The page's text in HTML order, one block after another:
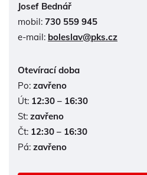
Josef Bednář
mobil: 730 559 945
e-mail: boleslav@pks.cz
Otevírací doba
Po: zavřeno
Út: 12:30 – 16:30
St: zavřeno
Čt: 12:30 – 16:30
Pá: zavřeno